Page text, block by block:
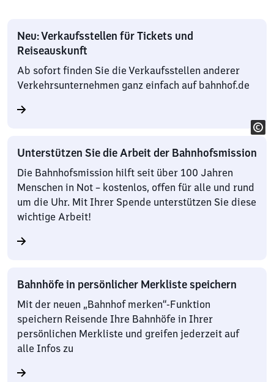
Neu: Verkaufsstellen für Tickets und
Reiseauskunft
Ab sofort finden Sie die Verkaufsstellen anderer
Verkehrsunternehmen ganz einfach auf bahnhof.de
Unterstützen Sie die Arbeit der Bahnhofsmission
Die Bahnhofsmission hilft seit über 100 Jahren
Menschen in Not – kostenlos, offen für alle und rund
um die Uhr. Mit Ihrer Spende unterstützen Sie diese
wichtige Arbeit!
Bahnhöfe in persönlicher Merkliste speichern
Mit der neuen „Bahnhof merken“-Funktion
speichern Reisende Ihre Bahnhöfe in Ihrer
persönlichen Merkliste und greifen jederzeit auf
alle Infos zu